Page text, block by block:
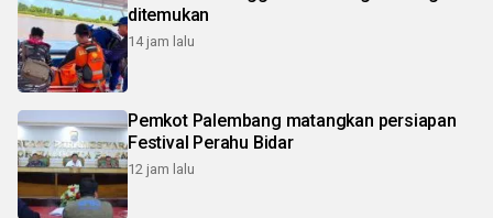
ditemukan
14 jam lalu
Pemkot Palembang matangkan persiapan
Festival Perahu Bidar
12 jam lalu